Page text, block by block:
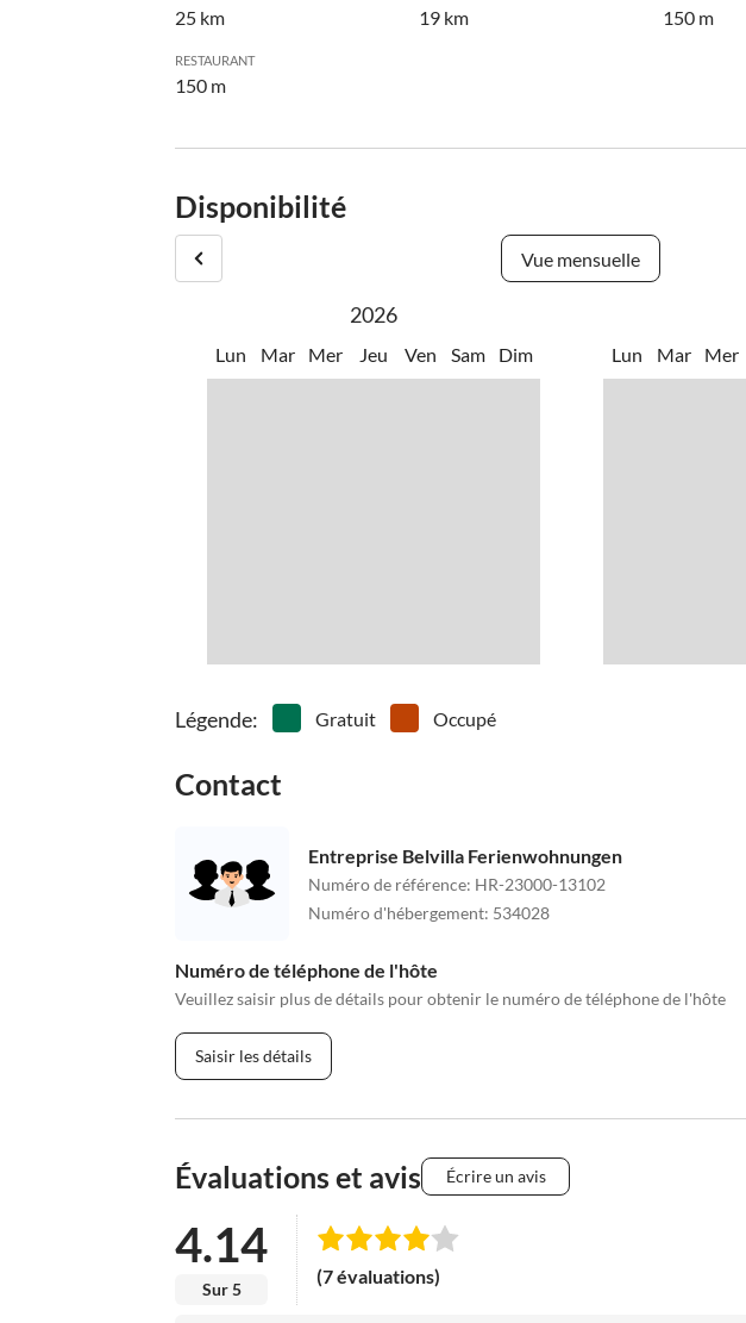
25 km 19 km 150 m
RESTAURANT
150 m
Disponibilité
Vue mensuelle
2026
Lun Mar Mer Jeu Ven Sam Dim Lun Mar Mer
Légende: Gratuit Occupé
Contact
Entreprise Belvilla Ferienwohnungen
Numéro de référence: HR-23000-13102
Numéro d'hébergement: 534028
Numéro de téléphone de l'hôte
Veuillez saisir plus de détails pour obtenir le numéro de téléphone de l'hôte
Saisir les détails
Évaluations et avis Écrire un avis
4.14
Sur 5
(7 évaluations)